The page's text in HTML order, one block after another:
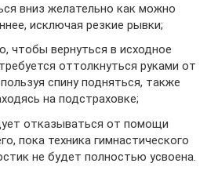
вниз желательно как можно
исключая резкие рывки;
чтобы вернуться в исходное
оттолкнуться руками от
спину подняться, также
на подстраховке;
отказываться от помощи
пока техника гимнастического
не будет полностью усвоена.